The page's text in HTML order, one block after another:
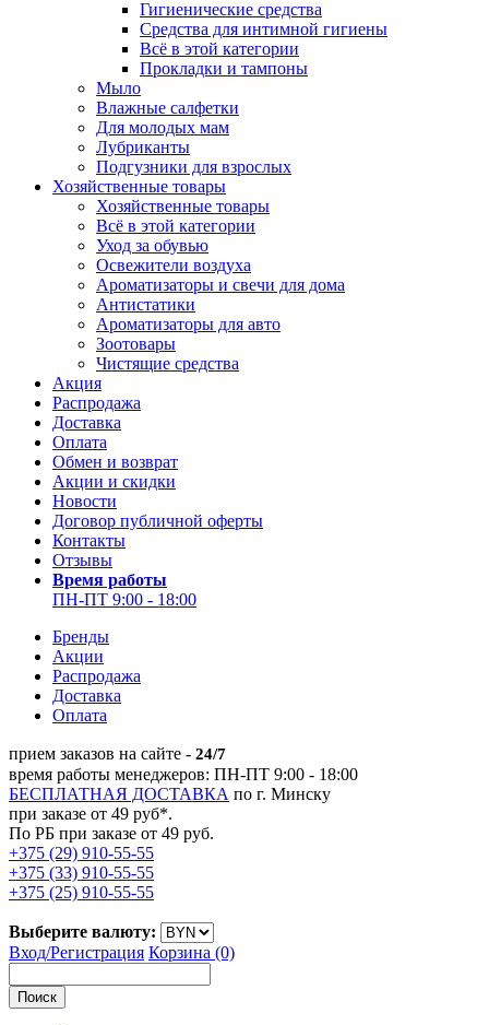
Гигиенические средства
Средства для интимной гигиены
Всё в этой категории
Прокладки и тампоны
Мыло
Влажные салфетки
Для молодых мам
Лубриканты
Подгузники для взрослых
Хозяйственные товары
Хозяйственные товары
Всё в этой категории
Уход за обувью
Освежители воздуха
Ароматизаторы и свечи для дома
Антистатики
Ароматизаторы для авто
Зоотовары
Чистящие средства
Акция
Распродажа
Доставка
Оплата
Обмен и возврат
Акции и скидки
Новости
Договор публичной оферты
Контакты
Отзывы
Время работы
ПН-ПТ 9:00 - 18:00
Бренды
Акции
Распродажа
Доставка
Оплата
прием заказов на сайте - 24/7
время работы менеджеров: ПН-ПТ 9:00 - 18:00
БЕСПЛАТНАЯ ДОСТАВКА по г. Минску
при заказе от 49 руб*.
По РБ при заказе от 49 руб.
+375 (29) 910-55-55
+375 (33) 910-55-55
+375 (25) 910-55-55
Выберите валюту:
Вход/Регистрация Корзина (0)
Поиск